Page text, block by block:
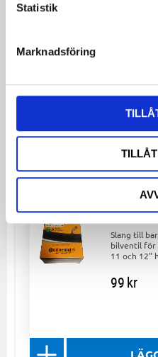
Statistik
Marknadsföring
Dela med dig
LinkedIn
LIKNANDE
Slang till
bilventil för
11 och 12"
99kr